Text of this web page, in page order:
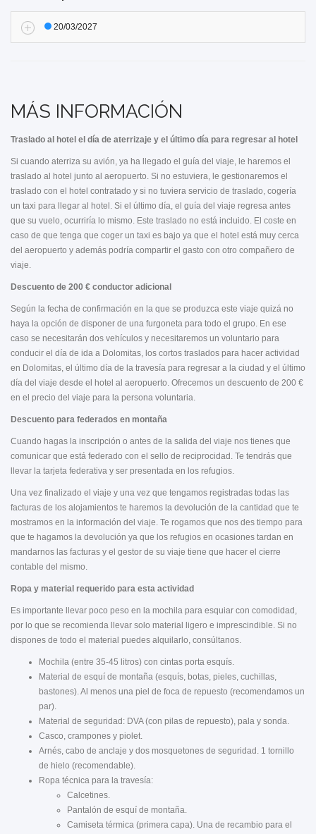
20/03/2027
MÁS INFORMACIÓN
Traslado al hotel el día de aterrizaje y el último día para regresar al hotel
Si cuando aterriza su avión, ya ha llegado el guía del viaje, le haremos el
traslado al hotel junto al aeropuerto. Si no estuviera, le gestionaremos el
traslado con el hotel contratado y si no tuviera servicio de traslado, cogería
un taxi para llegar al hotel. Si el último día, el guía del viaje regresa antes
que su vuelo, ocurriría lo mismo. Este traslado no está incluido. El coste en
caso de que tenga que coger un taxi es bajo ya que el hotel está muy cerca
del aeropuerto y además podría compartir el gasto con otro compañero de
viaje.
Descuento de 200 € conductor adicional
Según la fecha de confirmación en la que se produzca este viaje quizá no
haya la opción de disponer de una furgoneta para todo el grupo. En ese
caso se necesitarán dos vehículos y necesitaremos un voluntario para
conducir el día de ida a Dolomitas, los cortos traslados para hacer actividad
en Dolomitas, el último día de la travesía para regresar a la ciudad y el último
día del viaje desde el hotel al aeropuerto. Ofrecemos un descuento de 200 €
en el precio del viaje para la persona voluntaria.
Descuento para federados en montaña
Cuando hagas la inscripción o antes de la salida del viaje nos tienes que
comunicar que está federado con el sello de reciprocidad. Te tendrás que
llevar la tarjeta federativa y ser presentada en los refugios.
Una vez finalizado el viaje y una vez que tengamos registradas todas las
facturas de los alojamientos te haremos la devolución de la cantidad que te
mostramos en la información del viaje. Te rogamos que nos des tiempo para
que te hagamos la devolución ya que los refugios en ocasiones tardan en
mandarnos las facturas y el gestor de su viaje tiene que hacer el cierre
contable del mismo.
Ropa y material requerido para esta actividad
Es importante llevar poco peso en la mochila para esquiar con comodidad,
por lo que se recomienda llevar solo material ligero e imprescindible. Si no
dispones de todo el material puedes alquilarlo, consúltanos.
Mochila (entre 35-45 litros) con cintas porta esquís.
Material de esquí de montaña (esquís, botas, pieles, cuchillas,
bastones). Al menos una piel de foca de repuesto (recomendamos un
par).
Material de seguridad: DVA (con pilas de repuesto), pala y sonda.
Casco, crampones y piolet.
Arnés, cabo de anclaje y dos mosquetones de seguridad. 1 tornillo
de hielo (recomendable).
Ropa técnica para la travesía:
Calcetines.
Pantalón de esquí de montaña.
Camiseta térmica (primera capa). Una de recambio para el